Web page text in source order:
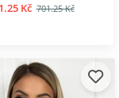
Kč 701.25 Kč